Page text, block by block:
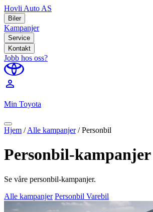
Hovli Auto AS
Biler
Kampanjer
Service
Kontakt
Jobb hos oss?
perm_identity
Min Toyota
Hjem /Alle kampanjer /Personbil
Personbil-kampanjer
Se våre personbil-kampanjer.
Alle kampanjer Personbil Varebil